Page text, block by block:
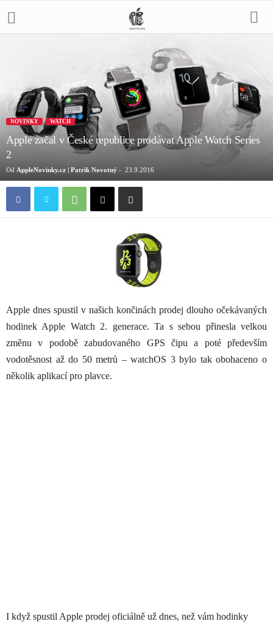
NOVINKY WATCH
Apple začal v České republice prodávat Apple Watch Series
2
Od AppleNovinky.cz | Patrik Novotný - 23.9.2016
Apple dnes spustil v našich končinách prodej dlouho očekávaných
hodinek Apple Watch 2. generace. Ta s sebou přinesla velkou
změnu v podobě zabudovaného GPS čipu a poté především
vodotěsnost až do 50 metrů – watchOS 3 bylo tak obohaceno o
několik aplikací pro plavce.
I když spustil Apple prodej oficiálně už dnes, než vám hodinky